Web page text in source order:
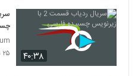
۴۰:۳۸
۲۵ بازدید